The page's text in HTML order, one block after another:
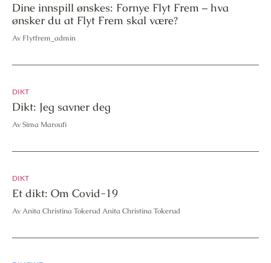
Dine innspill ønskes: Fornye Flyt Frem – hva
ønsker du at Flyt Frem skal være?
Av Flytfrem_admin
DIKT
Dikt: Jeg savner deg
Av Sima Maroufi
DIKT
Et dikt: Om Covid-19
Av Anita Christina Tokerud Anita Christina Tokerud